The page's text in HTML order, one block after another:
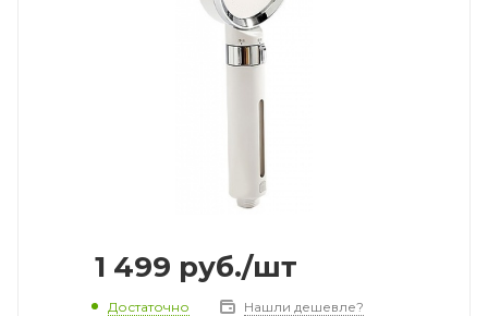
1 499 руб./шт
Достаточно Нашли дешевле?